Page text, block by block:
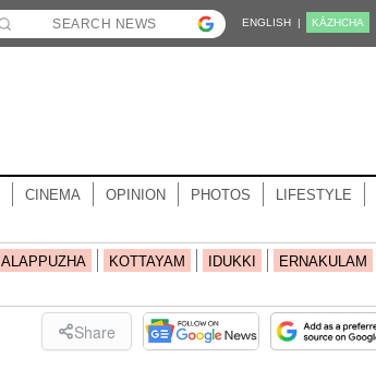
ENGLISH | KĀZHCHA
CINEMA OPINION PHOTOS LIFESTYLE
ALAPPUZHA KOTTAYAM IDUKKI
ERNAKULAM
Share